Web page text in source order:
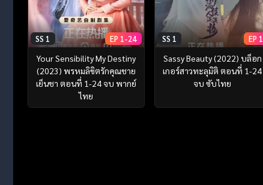
SS 1 EP 1-24
Your Sensibility My Destiny
(2023) พรหมลิขิตรักคุณชาย
เย็นชา ตอนที่ 1-24 จบ พากย์
ไทย
SS 1 EP 1
Sassy Beauty (2022) บล็อก
เกอร์สาวทะลุมิติ ตอนที่ 1-24
จบ ซับไทย